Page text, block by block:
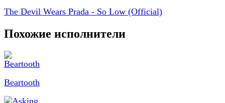
The Devil Wears Prada - So Low (Official)
Похожие исполнители
Beartooth